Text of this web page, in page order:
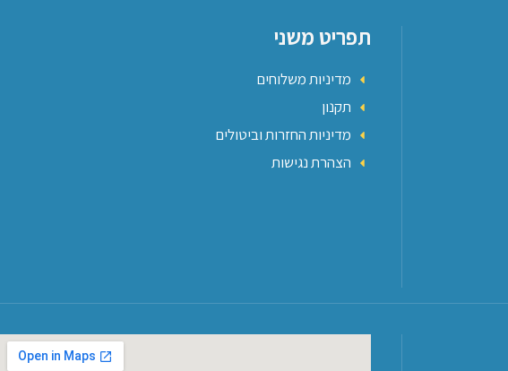
תפריט משני
מדיניות משלוחים
תקנון
מדיניות החזרות וביטולים
הצהרת נגישות